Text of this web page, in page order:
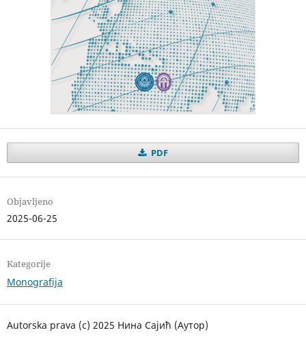
PDF
Objavljeno
2025-06-25
Kategorije
Monografija
Autorska prava (c) 2025 Нина Сајић (Аутор)